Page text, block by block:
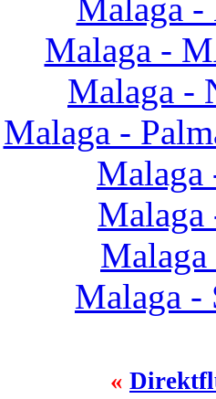
Malaga
Malaga -
Malaga -
Malaga -
Malaga
Malaga
Malaga -
«